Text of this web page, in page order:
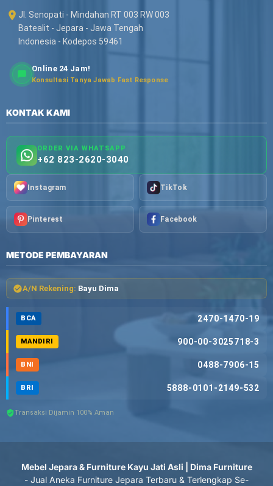
Jl. Senopati - Mindahan RT 003 RW 003
Batealit - Jepara - Jawa Tengah
Indonesia - Kodepos 59461
Online 24 Jam!
Konsultasi Tanya Jawab Fast Response
KONTAK KAMI
ORDER VIA WHATSAPP
+62 823-2620-3040
Instagram TikTok
Pinterest Facebook
METODE PEMBAYARAN
A/N Rekening: Bayu Dima
BCA 2470-1470-19
MANDIRI 900-00-3025718-3
BNI 0488-7906-15
BRI 5888-0101-2149-532
Transaksi Dijamin 100% Aman
Mebel Jepara & Furniture Kayu Jati Asli | Dima Furniture
- Jual Aneka Furniture Jepara Terbaru & Terlengkap Se-